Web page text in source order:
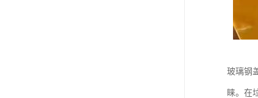
玻璃钢
睐。在